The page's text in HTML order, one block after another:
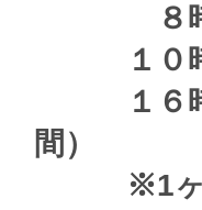
８時３
１０時０
１６時
間）
※1ヶ月